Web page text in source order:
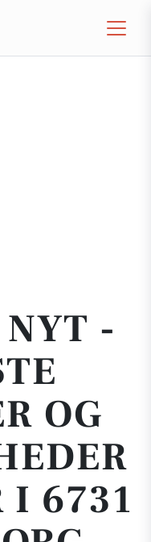
NYT -
OG
I 6731